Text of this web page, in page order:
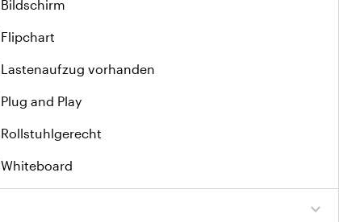
Bildschirm
Flipchart
Lastenaufzug vorhanden
Plug and Play
Rollstuhlgerecht
Whiteboard
expand_more